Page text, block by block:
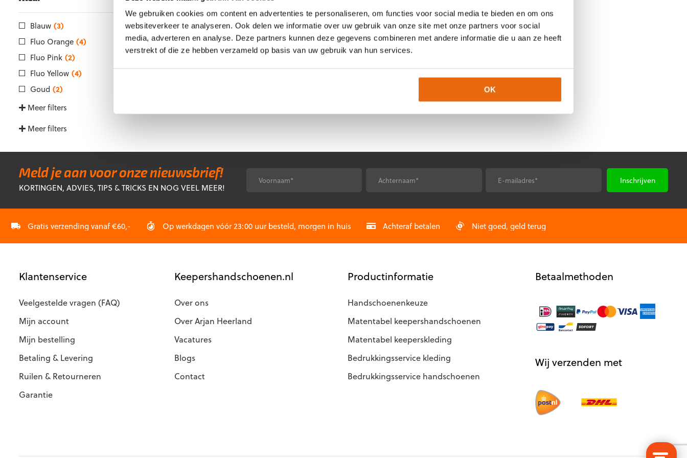
We gebruiken cookies om content en advertenties te personaliseren, om functies voor social media te bieden en om ons
websiteverkeer te analyseren. Ook delen we informatie over uw gebruik van onze site met onze partners voor social
media, adverteren en analyse. Deze partners kunnen deze gegevens combineren met andere informatie die u aan ze heeft
verstrekt of die ze hebben verzameld op basis van uw gebruik van hun services.
OK
Blauw (3)
Fluo Orange (4)
Fluo Pink (2)
Fluo Yellow (4)
Goud (2)
Meer filters
Meer filters
op
de
productpagina
de
productpagina
op
de
productpagina
SALE! -21%
Stanno Ultimate Grip JR III
€28,99Oorspronkelijke
€22,99Huidige
Dit
gekozen
op
de
Meld je aan voor onze nieuwsbrief!
KORTINGEN, ADVIES, TIPS & TRICKS EN NOG VEEL MEER! Voornaam* Achternaam*
Gratis verzending vanaf €60,-
Op werkdagen vóór 23:00 uur besteld, morgen in huis Achteraf betalen Niet goed, geld terug
Klantenservice
Veelgestelde vragen (FAQ)
Mijn account
Mijn bestelling
Betaling & Levering
Ruilen & Retourneren
Garantie
Keepershandschoenen.nl
Over ons
Over Arjan Heerland
Vacatures
Blogs
Contact
Productinformatie
Handschoenenkeuze
Matentabel keepershandschoenen
Matentabel keeperskleding
Bedrukkingsservice kleding
Bedrukkingsservice handschoenen
Betaalmethoden
Wij verzenden met